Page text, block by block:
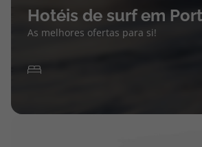
Hotéis de surf em
As melhores ofertas para si!